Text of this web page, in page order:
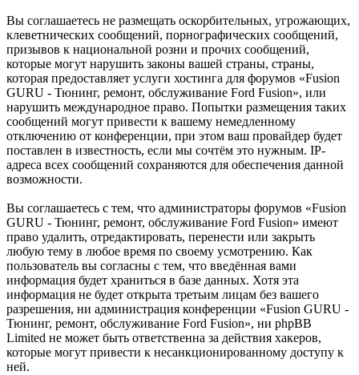
Вы соглашаетесь не размещать оскорбительных, угрожающих,
клеветнических сообщений, порнографических сообщений,
призывов к национальной розни и прочих сообщений,
которые могут нарушить законы вашей страны, страны,
которая предоставляет услуги хостинга для форумов «Fusion
GURU - Тюнинг, ремонт, обслуживание Ford Fusion», или
нарушить международное право. Попытки размещения таких
сообщений могут привести к вашему немедленному
отключению от конференции, при этом ваш провайдер будет
поставлен в известность, если мы сочтём это нужным. IP-
адреса всех сообщений сохраняются для обеспечения данной
возможности.
Вы соглашаетесь с тем, что администраторы форумов «Fusion
GURU - Тюнинг, ремонт, обслуживание Ford Fusion» имеют
право удалить, отредактировать, перенести или закрыть
любую тему в любое время по своему усмотрению. Как
пользователь вы согласны с тем, что введённая вами
информация будет храниться в базе данных. Хотя эта
информация не будет открыта третьим лицам без вашего
разрешения, ни администрация конференции «Fusion GURU -
Тюнинг, ремонт, обслуживание Ford Fusion», ни phpBB
Limited не может быть ответственна за действия хакеров,
которые могут привести к несанкционированному доступу к
ней.